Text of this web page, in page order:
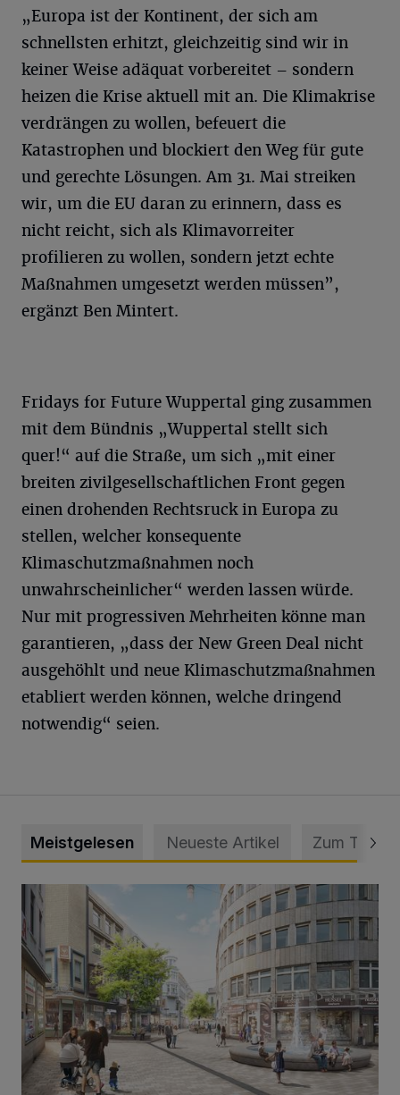
„Europa ist der Kontinent, der sich am
schnellsten erhitzt, gleichzeitig sind wir in
keiner Weise adäquat vorbereitet – sondern
heizen die Krise aktuell mit an. Die Klimakrise
verdrängen zu wollen, befeuert die
Katastrophen und blockiert den Weg für gute
und gerechte Lösungen. Am 31. Mai streiken
wir, um die EU daran zu erinnern, dass es
nicht reicht, sich als Klimavorreiter
profilieren zu wollen, sondern jetzt echte
Maßnahmen umgesetzt werden müssen”,
ergänzt Ben Mintert.
Fridays for Future Wuppertal ging zusammen
mit dem Bündnis „Wuppertal stellt sich
quer!“ auf die Straße, um sich „mit einer
breiten zivilgesellschaftlichen Front gegen
einen drohenden Rechtsruck in Europa zu
stellen, welcher konsequente
Klimaschutzmaßnahmen noch
unwahrscheinlicher“ werden lassen würde.
Nur mit progressiven Mehrheiten könne man
garantieren, „dass der New Green Deal nicht
ausgehöhlt und neue Klimaschutzmaßnahmen
etabliert werden können, welche dringend
notwendig“ seien.
Meistgelesen Neueste Artikel Zum Thema
Ein neuer Brunnen für die Alte Freiheit